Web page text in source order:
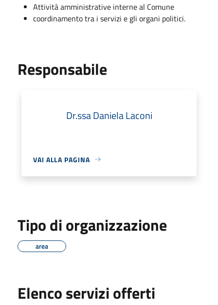
Attività amministrative interne al Comune
coordinamento tra i servizi e gli organi politici.
Responsabile
Dr.ssa Daniela Laconi
VAI ALLA PAGINA
Tipo di organizzazione
area
Elenco servizi offerti